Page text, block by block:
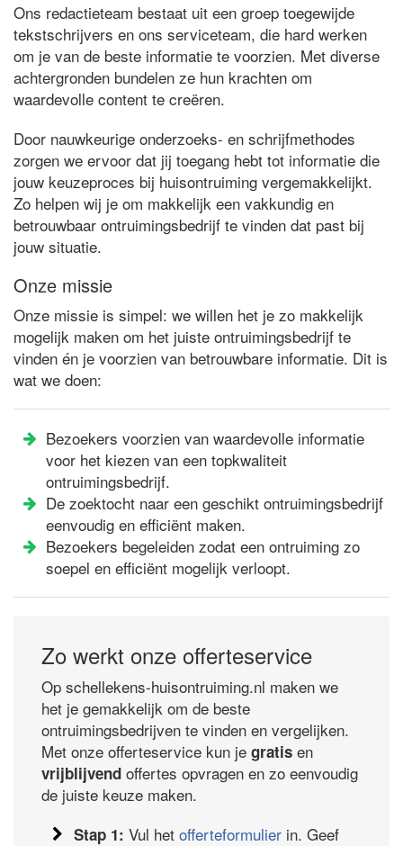
Ons redactieteam bestaat uit een groep toegewijde
tekstschrijvers en ons serviceteam, die hard werken
om je van de beste informatie te voorzien. Met diverse
achtergronden bundelen ze hun krachten om
waardevolle content te creëren.
Door nauwkeurige onderzoeks- en schrijfmethodes
zorgen we ervoor dat jij toegang hebt tot informatie die
jouw keuzeproces bij huisontruiming vergemakkelijkt.
Zo helpen wij je om makkelijk een vakkundig en
betrouwbaar ontruimingsbedrijf te vinden dat past bij
jouw situatie.
Onze missie
Onze missie is simpel: we willen het je zo makkelijk
mogelijk maken om het juiste ontruimingsbedrijf te
vinden én je voorzien van betrouwbare informatie. Dit is
wat we doen:
Bezoekers voorzien van waardevolle informatie
voor het kiezen van een topkwaliteit
ontruimingsbedrijf.
De zoektocht naar een geschikt ontruimingsbedrijf
eenvoudig en efficiënt maken.
Bezoekers begeleiden zodat een ontruiming zo
soepel en efficiënt mogelijk verloopt.
Zo werkt onze offerteservice
Op schellekens-huisontruiming.nl maken we
het je gemakkelijk om de beste
ontruimingsbedrijven te vinden en vergelijken.
Met onze offerteservice kun je gratis en
vrijblijvend offertes opvragen en zo eenvoudig
de juiste keuze maken.
Stap 1: Vul hetofferteformulier in. Geef